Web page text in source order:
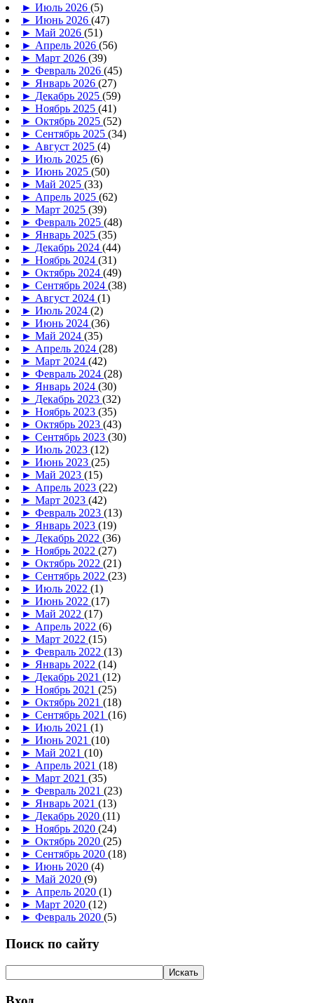
► Июль 2026 (5)
► Июнь 2026 (47)
► Май 2026 (51)
► Апрель 2026 (56)
► Март 2026 (39)
► Февраль 2026 (45)
► Январь 2026 (27)
► Декабрь 2025 (59)
► Ноябрь 2025 (41)
► Октябрь 2025 (52)
► Сентябрь 2025 (34)
► Август 2025 (4)
► Июль 2025 (6)
► Июнь 2025 (50)
► Май 2025 (33)
► Апрель 2025 (62)
► Март 2025 (39)
► Февраль 2025 (48)
► Январь 2025 (35)
► Декабрь 2024 (44)
► Ноябрь 2024 (31)
► Октябрь 2024 (49)
► Сентябрь 2024 (38)
► Август 2024 (1)
► Июль 2024 (2)
► Июнь 2024 (36)
► Май 2024 (35)
► Апрель 2024 (28)
► Март 2024 (42)
► Февраль 2024 (28)
► Январь 2024 (30)
► Декабрь 2023 (32)
► Ноябрь 2023 (35)
► Октябрь 2023 (43)
► Сентябрь 2023 (30)
► Июль 2023 (12)
► Июнь 2023 (25)
► Май 2023 (15)
► Апрель 2023 (22)
► Март 2023 (42)
► Февраль 2023 (13)
► Январь 2023 (19)
► Декабрь 2022 (36)
► Ноябрь 2022 (27)
► Октябрь 2022 (21)
► Сентябрь 2022 (23)
► Июль 2022 (1)
► Июнь 2022 (17)
► Май 2022 (17)
► Апрель 2022 (6)
► Март 2022 (15)
► Февраль 2022 (13)
► Январь 2022 (14)
► Декабрь 2021 (12)
► Ноябрь 2021 (25)
► Октябрь 2021 (18)
► Сентябрь 2021 (16)
► Июль 2021 (1)
► Июнь 2021 (10)
► Май 2021 (10)
► Апрель 2021 (18)
► Март 2021 (35)
► Февраль 2021 (23)
► Январь 2021 (13)
► Декабрь 2020 (11)
► Ноябрь 2020 (24)
► Октябрь 2020 (25)
► Сентябрь 2020 (18)
► Июнь 2020 (4)
► Май 2020 (9)
► Апрель 2020 (1)
► Март 2020 (12)
► Февраль 2020 (5)
Поиск по сайту